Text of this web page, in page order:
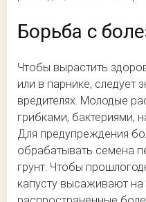
Борьба с
Чтобы вырастить
или в парнике, следует
вредителях. Молодые
грибками, бактериями,
Для предупреждения
обрабатывать семена
грунт. Чтобы
капусту высаживают